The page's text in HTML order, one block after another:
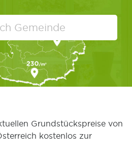
Grundstückspreise von
kostenlos zur